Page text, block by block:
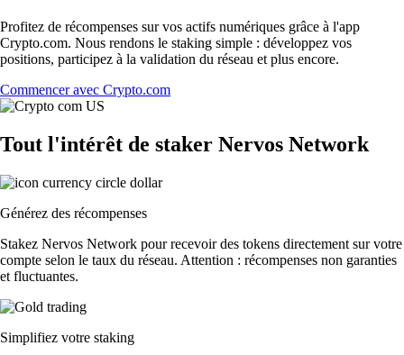
Profitez de récompenses sur vos actifs numériques grâce à l'app
Crypto.com. Nous rendons le staking simple : développez vos
positions, participez à la validation du réseau et plus encore.
Commencer avec Crypto.com
Tout l'intérêt de staker Nervos Network
Générez des récompenses
Stakez Nervos Network pour recevoir des tokens directement sur votre
compte selon le taux du réseau. Attention : récompenses non garanties
et fluctuantes.
Simplifiez votre staking